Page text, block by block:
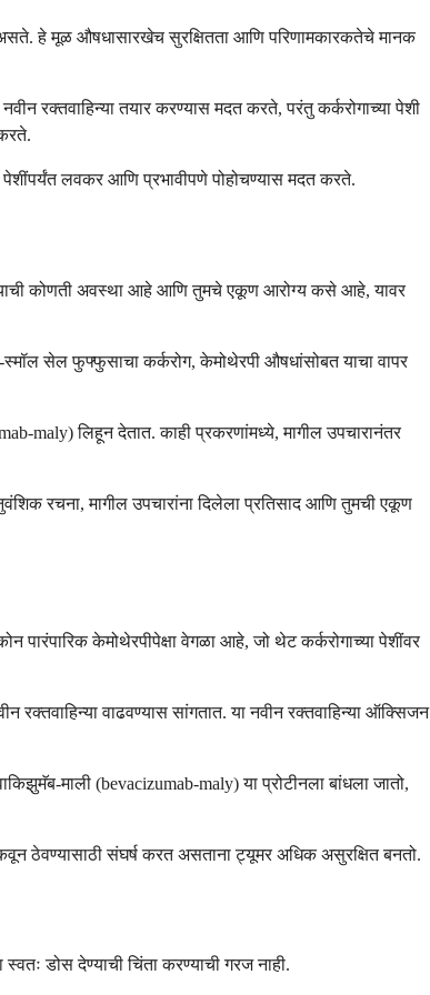
हे मूळ औषधासारखेच सुरक्षितता आणि परिणामकारकतेचे मानक
रक्तवाहिन्या तयार करण्यास मदत करते, परंतु कर्करोगाच्या पेशी
लवकर आणि प्रभावीपणे पोहोचण्यास मदत करते.
कोणती अवस्था आहे आणि तुमचे एकूण आरोग्य कसे आहे, यावर
स्मॉल सेल फुफ्फुसाचा कर्करोग, केमोथेरपी औषधांसोबत याचा वापर
maly) लिहून देतात. काही प्रकरणांमध्ये, मागील उपचारानंतर
रचना, मागील उपचारांना दिलेला प्रतिसाद आणि तुमची एकूण
पारंपारिक केमोथेरपीपेक्षा वेगळा आहे, जो थेट कर्करोगाच्या पेशींवर
रक्तवाहिन्या वाढवण्यास सांगतात. या नवीन रक्तवाहिन्या ऑक्सिजन
माली (bevacizumab-maly) या प्रोटीनला बांधला जातो,
ठेवण्यासाठी संघर्ष करत असताना ट्यूमर अधिक असुरक्षित बनतो.
डोस देण्याची चिंता करण्याची गरज नाही.